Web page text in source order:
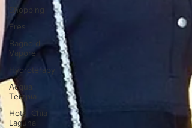
Shopping
Eres
Bagno di
Vapore
Hydroterapy
Acqua
Terapia
Hotel Chia
Laguna